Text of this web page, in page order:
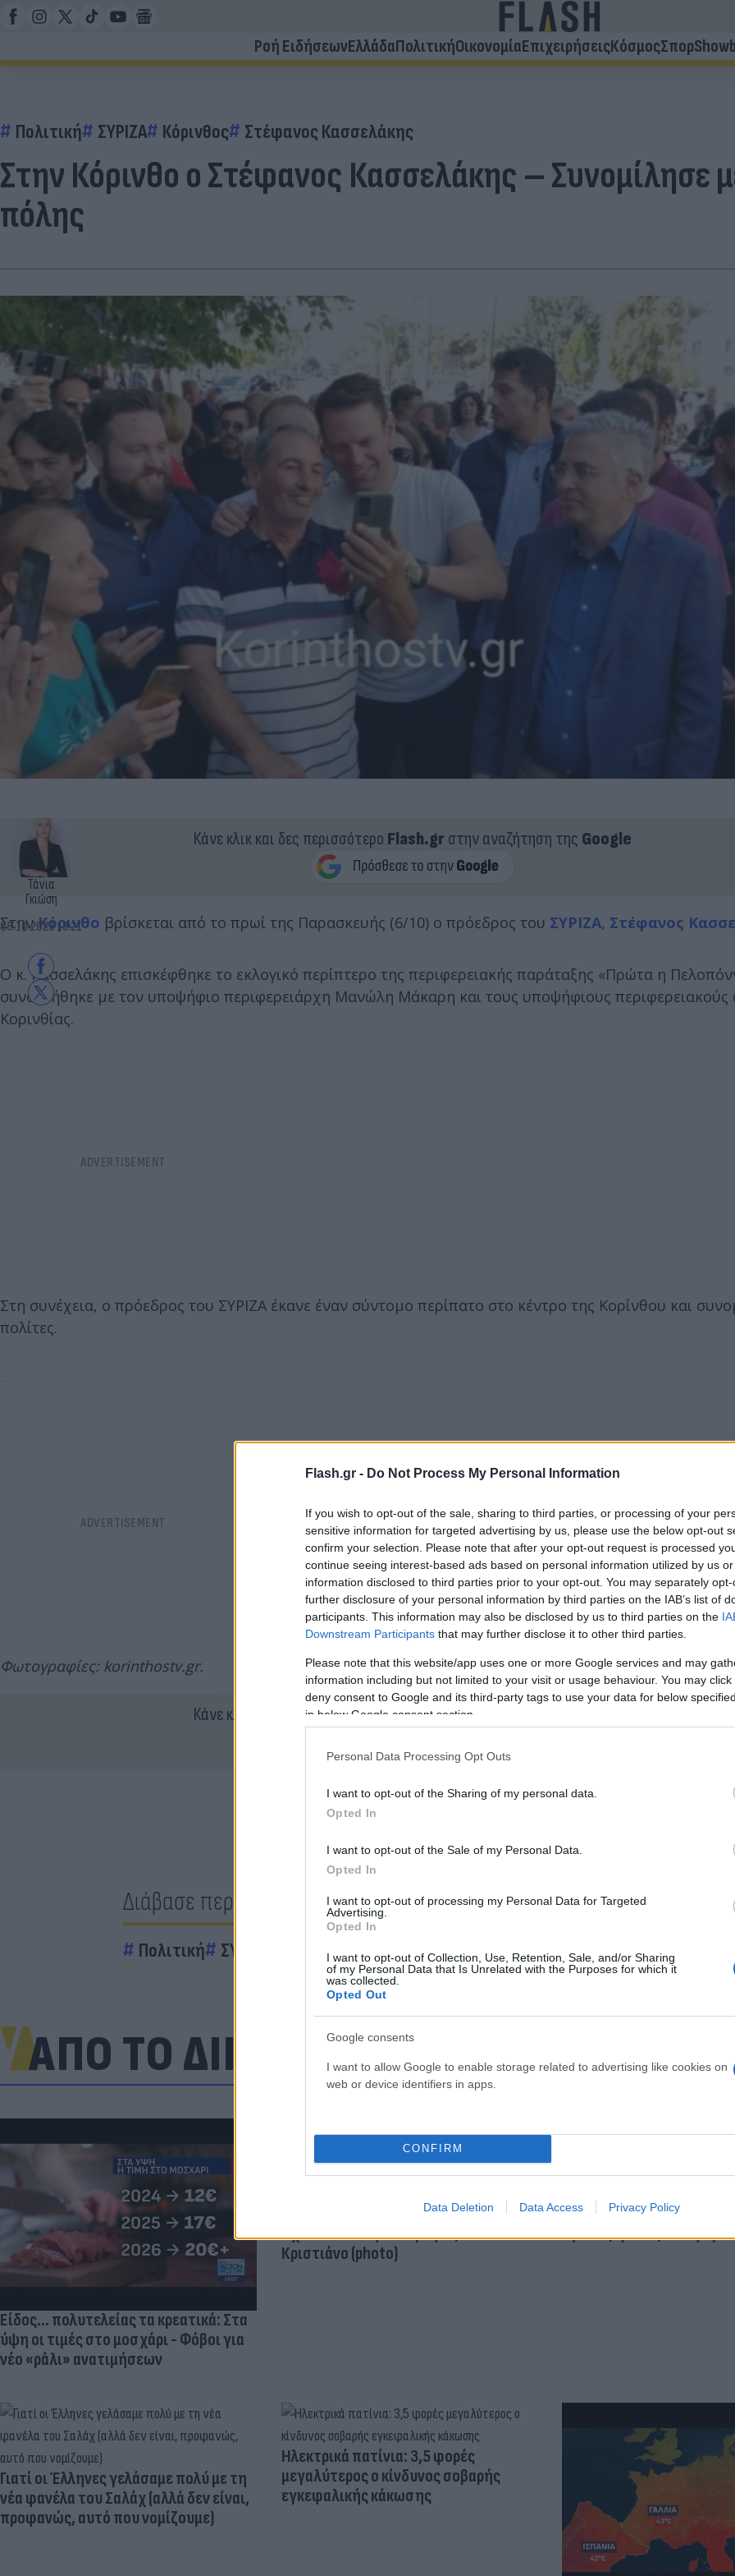
Flash.gr - Do Not Process My Personal Information
If you wish to opt-out of the sale, sharing to third parties, or processing of your
sensitive information for targeted advertising by us, please use the below opt-out
confirm your selection. Please note that after your opt-out request is processed
continue seeing interest-based ads based on personal information utilized by us
information disclosed to third parties prior to your opt-out. You may separately
further disclosure of your personal information by third parties on the IAB’s list of
participants. This information may also be disclosed by us to third parties on the
Downstream Participants that may further disclose it to other third parties.
Please note that this website/app uses one or more Google services and may
information including but not limited to your visit or usage behaviour. You may
deny consent to Google and its third-party tags to use your data for below
in below Google consent section.
Personal Data Processing Opt Outs
I want to opt-out of the Sharing of my personal data.
Opted In
I want to opt-out of the Sale of my Personal Data.
Opted In
I want to opt-out of processing my Personal Data for Targeted
Advertising.
Opted In
I want to opt-out of Collection, Use, Retention, Sale, and/or Sharing
of my Personal Data that Is Unrelated with the Purposes for which it
was collected.
Opted Out
Google consents
I want to allow Google to enable storage related to advertising like cookies on
web or device identifiers in apps.
CONFIRM
Data Deletion Data Access Privacy Policy
Ροή ΕιδήσεωνΕλλάδαΠολιτικήΟικονομίαΕπιχειρήσειςΚόσμοςΣπορ
Πολιτική ΣΥΡΙΖΑ Κόρινθος Στέφανος Κασσελάκης
Στην Κόρινθο ο Στέφανος Κασσελάκης – Συνομίλησε
πόλης
Τάνια
Γκιώση
06.10.2023 13:21
Κάνε κλικ και δες περισσότερο Flash.grστην αναζήτηση της Google
ΣτηνΚόρινθο βρίσκεται από το πρωί της Παρασκευής (6/10) ο πρόεδρος του ΣΥΡΙΖΑ, Στέφανος
Ο κ. Κασσελάκης επισκέφθηκε το εκλογικό περίπτερο της περιφερειακής παράταξης «Πρώτα η
συναντήθηκε με τον υποψήφιο περιφερειάρχη Μανώλη Μάκαρη και τους υποψήφιους
Κορινθίας.
Στη συνέχεια, ο πρόεδρος του ΣΥΡΙΖΑ έκανε έναν σύντομο περίπατο στο κέντρο της Κορίνθου και
πολίτες.
Φωτογραφίες: korinthostv.gr.
Κάνε κλικ και δες περισσότεροFlash.grστην αναζήτηση της
Διάβασε περισσότερα
Πολιτική ΣΥΡΙΖΑ Κόρινθος Στέφανος Κασσελάκης
ΑΠΟ ΤΟ ΔΙΚΤΥΟ
Είδος... πολυτελείας τα κρεατικά: Στα
ύψη οι τιμές στο μοσχάρι - Φόβοι για
νέο «ράλι» ανατιμήσεων
εντυπωσίασε στο Instagram, την
σχολίασε και η σύντροφος του
Κριστιάνο (photo)
επιστήμονες ρίχνουν φως
"φιλίες" μεταξύ
Γιατί οι Έλληνες γελάσαμε πολύ με τη
νέα φανέλα του Σαλάχ (αλλά δεν είναι,
προφανώς, αυτό που νομίζουμε)
Ηλεκτρικά πατίνια: 3,5 φορές
μεγαλύτερος ο κίνδυνος σοβαρής
εγκεφαλικής κάκωσης